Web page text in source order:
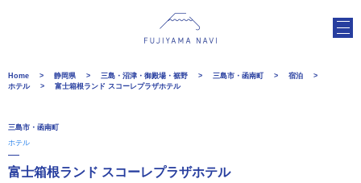
Home 静岡県 三島・沼津・御殿場・裾野 三島市・函南町
宿泊
ホテル
富士箱根ランド スコーレプラザホテル
三島市・函南町
ホテル
富士箱根ランド スコーレプラザホテル